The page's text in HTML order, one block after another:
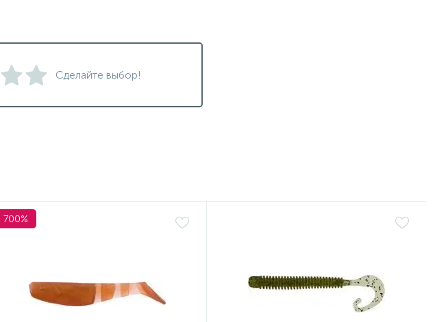
Сделайте выбор!
700%